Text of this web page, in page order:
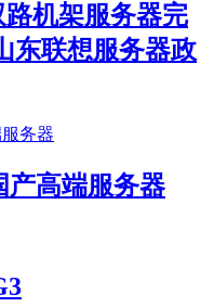
路机架服务器完
东联想服务器政
产高端服务器